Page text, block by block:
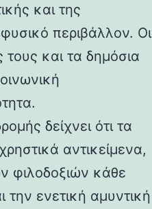
και της
περιβάλλον. Οι
τους και τα δημόσια
δείχνει ότι τα
αντικείμενα,
φιλοδοξιών κάθε
ενετική αμυντική